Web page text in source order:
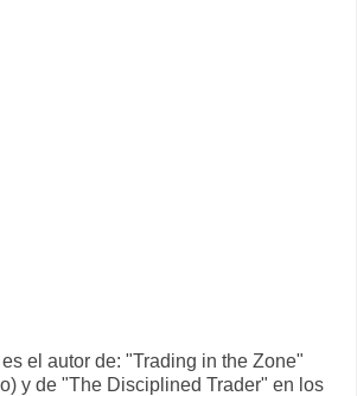
el autor de: "Trading in the Zone"
y de "The Disciplined Trader" en los